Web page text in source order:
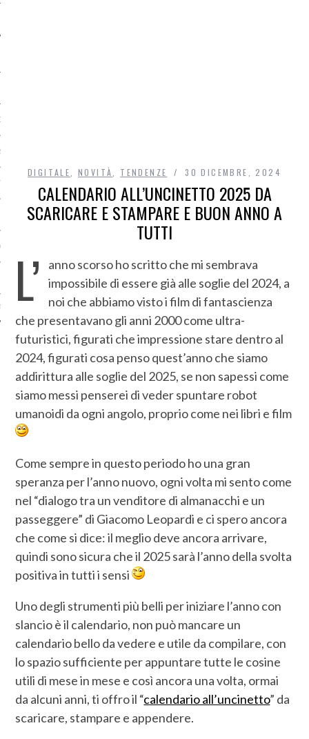
DI ACCESSO AI DATI
DIGITALE NOVITÀ TENDENZE 30 DICEMBRE, 2024
CALENDARIO ALL’UNCINETTO 2025 DA
SCARICARE E STAMPARE E BUON ANNO A
TUTTI
L’
anno scorso ho scritto che mi sembrava
impossibile di essere già alle soglie del 2024, a
noi che abbiamo visto i film di fantascienza
che presentavano gli anni 2000 come ultra-
futuristici, figurati che impressione stare dentro al
2024, figurati cosa penso quest’anno che siamo
addirittura alle soglie del 2025, se non sapessi come
siamo messi penserei di veder spuntare robot
umanoidi da ogni angolo, proprio come nei libri e film
Come sempre in questo periodo ho una gran
speranza per l’anno nuovo, ogni volta mi sento come
nel “dialogo tra un venditore di almanacchi e un
passeggere” di Giacomo Leopardi e ci spero ancora
che come si dice: il meglio deve ancora arrivare,
quindi sono sicura che il 2025 sarà l’anno della svolta
positiva in tutti i sensi
Uno degli strumenti più belli per iniziare l’anno con
slancio è il calendario, non può mancare un
calendario bello da vedere e utile da compilare, con
lo spazio sufficiente per appuntare tutte le cosine
utili di mese in mese e così ancora una volta, ormai
da alcuni anni, ti offro il “calendario all’uncinetto” da
scaricare, stampare e appendere.